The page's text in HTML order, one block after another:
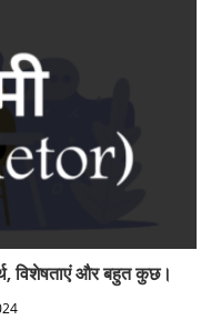
विशेषताएं और बहुत कुछ।